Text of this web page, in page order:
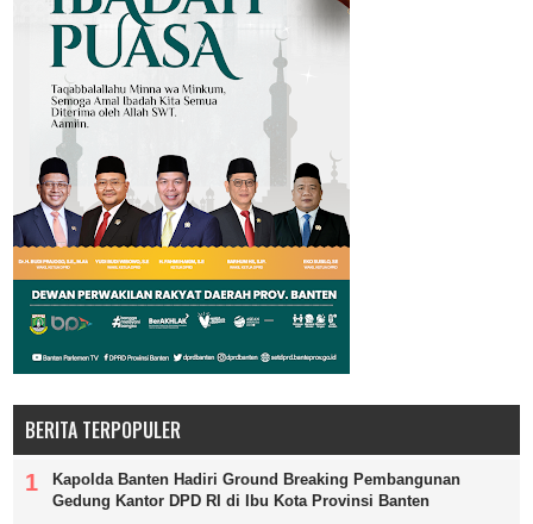
BERITA TERPOPULER
Kapolda Banten Hadiri Ground Breaking Pembangunan
Gedung Kantor DPD RI di Ibu Kota Provinsi Banten